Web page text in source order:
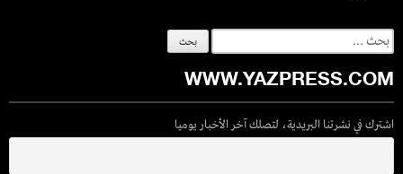
البحث
عن:
WWW.YAZPRESS.COM
اشترك في نشرتنا البريدية، لتصلك آخر الأخبار يوميا